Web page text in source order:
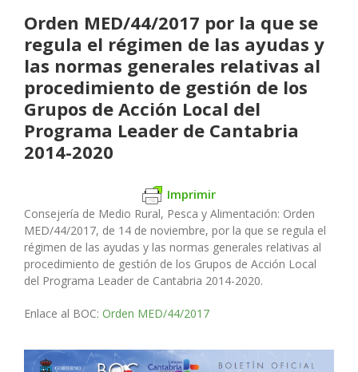
Orden MED/44/2017 por la que se
regula el régimen de las ayudas y
las normas generales relativas al
procedimiento de gestión de los
Grupos de Acción Local del
Programa Leader de Cantabria
2014-2020
Imprimir
Consejería de Medio Rural, Pesca y Alimentación: Orden
MED/44/2017, de 14 de noviembre, por la que se regula el
régimen de las ayudas y las normas generales relativas al
procedimiento de gestión de los Grupos de Acción Local
del Programa Leader de Cantabria 2014-2020.
Enlace al BOC: Orden MED/44/2017